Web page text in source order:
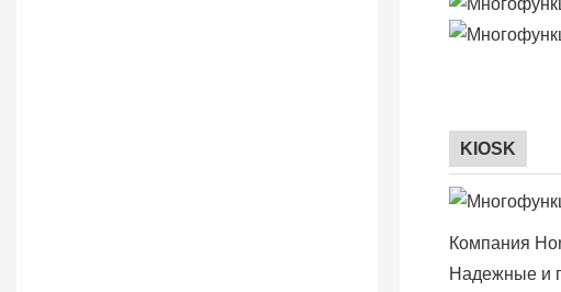
KIOSK
Компания
Надежные и